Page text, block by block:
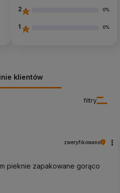
2 0%
1 0%
klientów
filtry
zweryfikowano
pieknie zapakowane gorąco